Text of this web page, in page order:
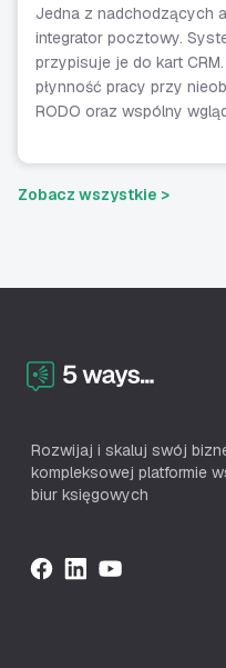
Jedna z nadchodzących
integrator pocztowy.
przypisuje je do kart
płynność pracy przy
RODO oraz wspólny
Zobacz wszystkie >
Rozwijaj i skaluj swój
kompleksowej platformie
biur księgowych